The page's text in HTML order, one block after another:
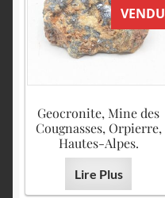
VENDU
Geocronite, Mine des
Cougnasses, Orpierre,
Hautes-Alpes.
Lire Plus